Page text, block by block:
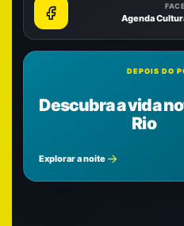
Agenda
DEPOIS DO
Descubra a vida
Rio
Explorar a noite